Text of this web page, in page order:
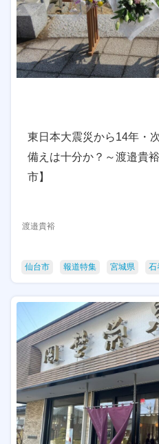
東日本大震災から14年・
備えは十分か？～渡邉貴
市】
渡邉貴裕
仙台市 報道特集 宮城県 石